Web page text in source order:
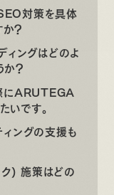
対策を具体
？
ングはどのよ
か？
にARUTEGA
いです。
ングの支援も
) 施策はどの